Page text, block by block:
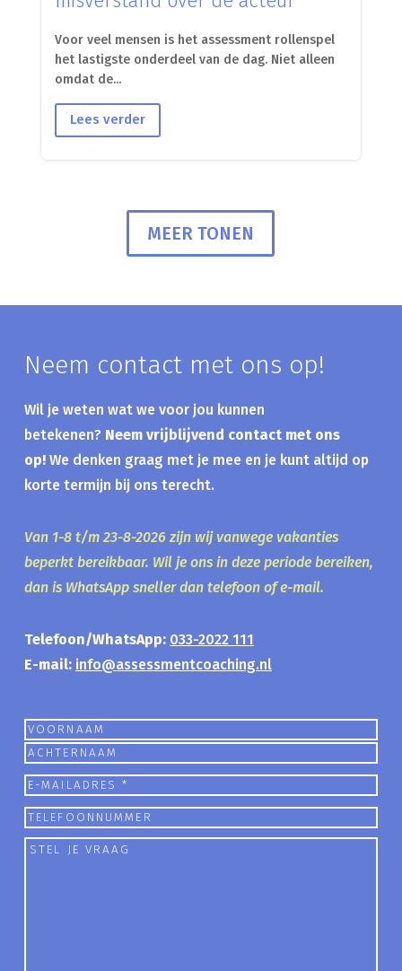
Voor veel mensen is het assessment rollenspel
het lastigste onderdeel van de dag. Niet alleen
omdat de...
Lees verder
MEER TONEN
Neem contact met ons op!
Wil je weten wat we voor jou kunnen
betekenen? Neem vrijblijvend contact met ons
op! We denken graag met je mee en je kunt altijd op
korte termijn bij ons terecht.
Van 1-8 t/m 23-8-2026 zijn wij vanwege vakanties
beperkt bereikbaar. Wil je ons in deze periode bereiken,
dan is WhatsApp sneller dan telefoon of e-mail.
Telefoon/WhatsApp: 033-2022 111
E-mail: info@assessmentcoaching.nl
Naam
Voornaam
Achternaam
E-
mailadres
Telefoon
Stel